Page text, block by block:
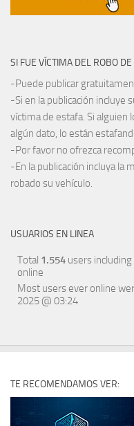
SI FUE VÍCTIMA DEL ROBO
-Puede publicar
-Si en la publicación incluye
víctima de estafa. Si alguien
algún dato, lo están
-Por favor no ofrezca
-En la publicación incluya la
robado su vehículo.
USUARIOS EN LINEA
Total 1.554 users including
online
Most users ever online
2025 @ 03:24
TE RECOMENDAMOS VER: